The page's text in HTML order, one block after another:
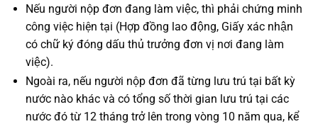
Nếu người nộp đơn đang làm việc, thì phải chứng minh
công việc hiện tại (Hợp đồng lao động, Giấy xác nhận
có chữ ký đóng dấu thủ trưởng đơn vị nơi đang làm
việc).
Ngoài ra, nếu người nộp đơn đã từng lưu trú tại bất kỳ
nước nào khác và có tổng số thời gian lưu trú tại các
nước đó từ 12 tháng trở lên trong vòng 10 năm qua, kể